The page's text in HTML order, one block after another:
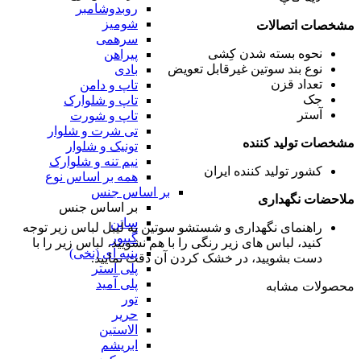
روبدوشامبر
شومیز
سرهمی
پیراهن
بادی
تاپ و دامن
تاپ و شلوارک
تاپ و شورت
تی شرت و شلوار
تونیک و شلوار
نیم تنه و شلوارک
همه بر اساس نوع
بر اساس جنس
بر اساس جنس
ساتن
گیپور
پنبه ای (نخی)
پلی استر
پلی آمید
تور
حریر
الاستین
ابریشم
مشخصات اتصالات
نحوه بسته شدن کِشی
نوع بند سوتین غیرقابل تعویض
تعداد قزن
جک
آستر
مشخصات تولید کننده
کشور تولید کننده ایران
ملاحضات نگهداری
راهنمای نگهداری و شستشو سوتین به لیبل لباس زیر توجه
کنید، لباس های زیر رنگی را با هم نشویید، لباس زیر را با
دست بشویید، در خشک کردن آن دقت نمایید.
محصولات مشابه